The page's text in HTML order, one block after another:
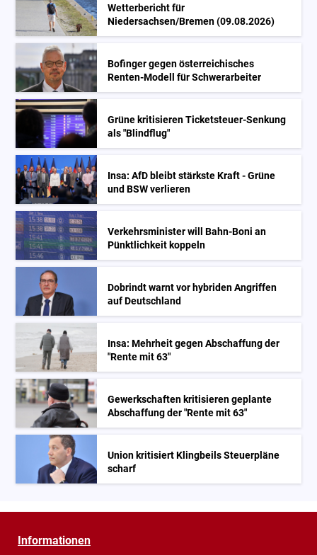
Wetterbericht für
Niedersachsen/Bremen (09.08.2026)
Bofinger gegen österreichisches
Renten-Modell für Schwerarbeiter
Grüne kritisieren Ticketsteuer-Senkung
als "Blindflug"
Insa: AfD bleibt stärkste Kraft - Grüne
und BSW verlieren
Verkehrsminister will Bahn-Boni an
Pünktlichkeit koppeln
Dobrindt warnt vor hybriden Angriffen
auf Deutschland
Insa: Mehrheit gegen Abschaffung der
"Rente mit 63"
Gewerkschaften kritisieren geplante
Abschaffung der "Rente mit 63"
Union kritisiert Klingbeils Steuerpläne
scharf
Informationen